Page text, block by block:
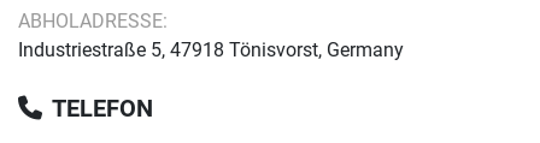
ABHOLADRESSE:
Industriestraße 5, 47918 Tönisvorst, Germany
TELEFON